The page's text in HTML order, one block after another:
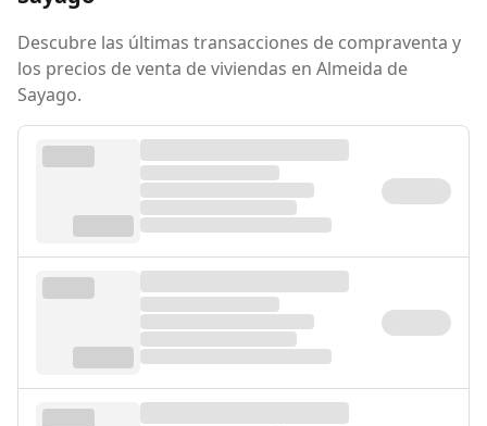
Descubre las últimas transacciones de compraventa y
los precios de venta de viviendas en Almeida de
Sayago.